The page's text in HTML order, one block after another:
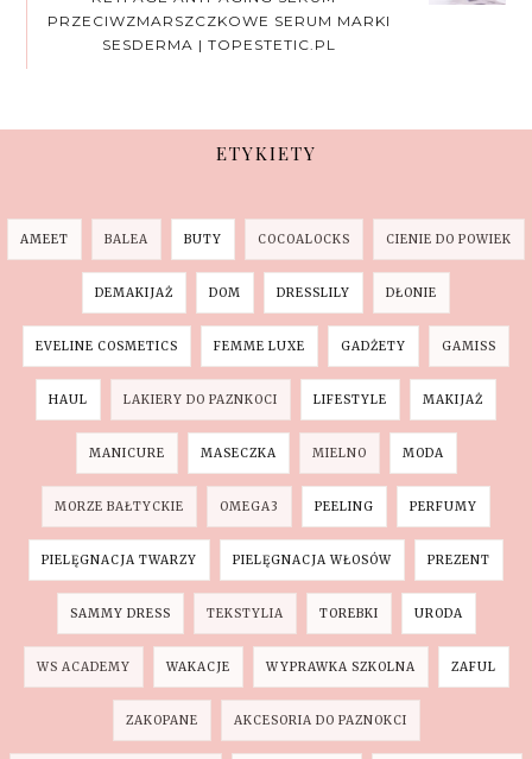
PRZECIWZMARSZCZKOWE SERUM MARKI
SESDERMA | TOPESTETIC.PL
ETYKIETY
AMEET BALEA BUTY COCOALOCKS CIENIE DO POWIEK
DEMAKIJAŻ DOM DRESSLILY DŁONIE
EVELINE COSMETICS FEMME LUXE GADŻETY GAMISS
HAUL LAKIERY DO PAZNKOCI LIFESTYLE MAKIJAŻ
MANICURE MASECZKA MIELNO MODA
MORZE BAŁTYCKIE OMEGA3 PEELING PERFUMY
PIELĘGNACJA TWARZY PIELĘGNACJA WŁOSÓW PREZENT
SAMMY DRESS TEKSTYLIA TOREBKI URODA
WS ACADEMY WAKACJE WYPRAWKA SZKOLNA ZAFUL
ZAKOPANE AKCESORIA DO PAZNOKCI